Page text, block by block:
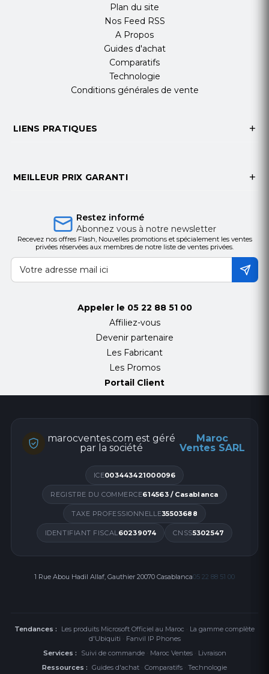
Plan du site
Nos Feed RSS
A Propos
Guides d'achat
Comparatifs
Technologie
Conditions générales de vente
LIENS PRATIQUES
MEILLEUR PRIX GARANTI
Restez informé
Abonnez vous à notre newsletter
Recevez nos offres Flash, Nouvelles promotions et spécialement les ventes
privées réservées aux membres de notre liste de ventes privées.
Appeler le 05 22 88 51 00
Affiliez-vous
Devenir partenaire
Les Fabricant
Les Promos
Portail Client
marocventes.com est géré
par la société
Maroc
Ventes SARL
ICE003443421000096
REGISTRE DU COMMERCE614563 / Casablanca
TAXE PROFESSIONNELLE35503688
IDENTIFIANT FISCAL60239074 CNSS5302547
1 Rue Abou Hadil Allaf, Gauthier 20070 Casablanca05 22 88 51 00
Tendances : Les produits Microsoft Officiel au Maroc · La gamme complète
d'Ubiquiti · Fanvil IP Phones
Services :
Suivi de commande· Maroc Ventes· Livraison
Ressources : Guides d'achat · Comparatifs · Technologie